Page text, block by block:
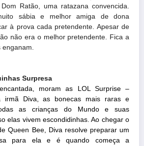
Ratão, uma ratazana convencida.
sábia e melhor amiga de dona
à prova cada pretendente. Apesar de
não era o melhor pretendente. Fica a
enganam.
Surpresa
moram as LOL Surprise –
irmã Diva, as bonecas mais raras e
as crianças do Mundo e suas
elas vivem escondidinhas. Ao chegar o
Queen Bee, Diva resolve preparar um
para ela e é quando começa a